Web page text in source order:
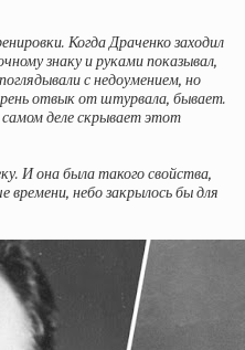
Когда Драченко заходил
знаку и руками показывал,
с недоумением, но
отвык от штурвала, бывает.
деле скрывает этот
И она была такого свойства,
времени, небо закрылось бы для